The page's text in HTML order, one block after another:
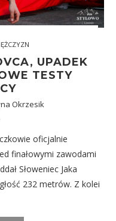
UPADEK
TESTY
Okrzesik
oficjalnie
finałowymi zawodami
Słoweniec Jaka
232 metrów. Z kolei